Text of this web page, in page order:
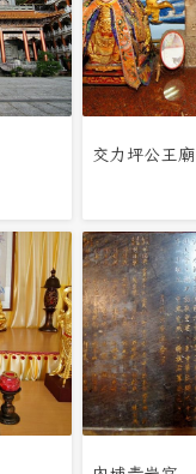
交力坪公王廟